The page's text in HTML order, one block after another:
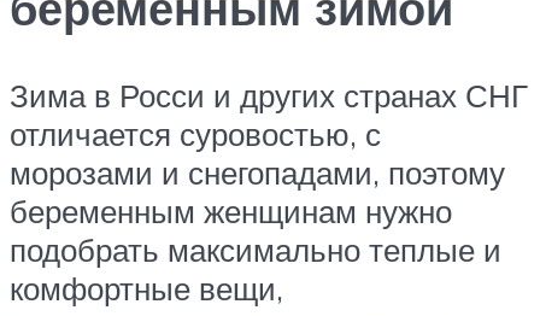
Зима в Росси и других странах СНГ
отличается суровостью, с
морозами и снегопадами, поэтому
беременным женщинам нужно
подобрать максимально теплые и
комфортные вещи,